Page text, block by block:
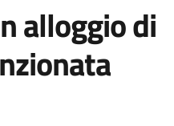
alloggio di